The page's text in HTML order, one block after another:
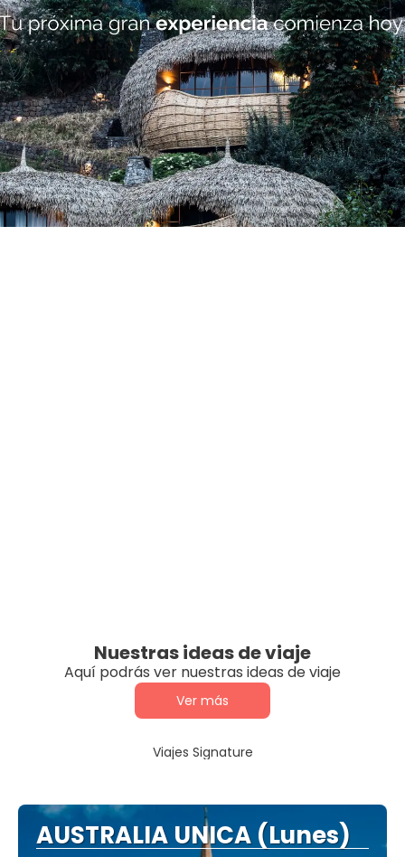
Nuestras ideas de viaje
Aquí podrás ver nuestras ideas de viaje
Ver más
Viajes Signature
AUSTRALIA UNICA (Lunes)